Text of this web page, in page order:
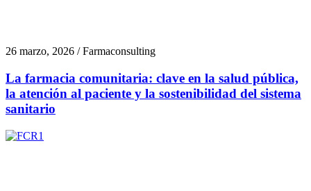
26 marzo, 2026 / Farmaconsulting
La farmacia comunitaria: clave en la salud pública,
la atención al paciente y la sostenibilidad del sistema
sanitario